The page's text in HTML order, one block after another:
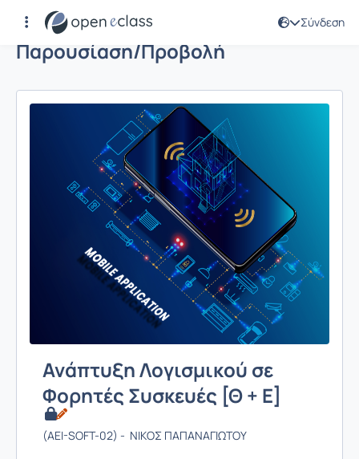
Σύνδεση
Παρουσίαση/Προβολή
Ανάπτυξη Λογισμικού σε
Φορητές Συσκευές [Θ + Ε]
(AEI-SOFT-02) - ΝΙΚΟΣ ΠΑΠΑΝΑΓΙΩΤΟΥ